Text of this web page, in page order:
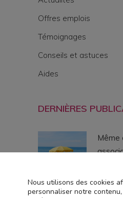
Offres emplois
Témoignages
Conseils et astuces
Aides
DERNIÈRES
Même
03
Nous utilisons des cookies
personnaliser notre